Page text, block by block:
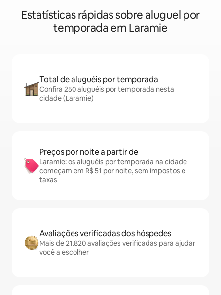
Estatísticas rápidas sobre aluguel por
temporada em Laramie
Total de aluguéis por temporada
Confira 250 aluguéis por temporada nesta
cidade (Laramie)
Preços por noite a partir de
Laramie: os aluguéis por temporada na cidade
começam em R$ 51 por noite, sem impostos e
taxas
Avaliações verificadas dos hóspedes
Mais de 21.820 avaliações verificadas para ajudar
você a escolher